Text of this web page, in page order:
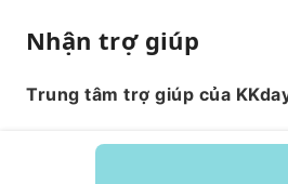
Nhận trợ giúp
Trung tâm trợ giúp của